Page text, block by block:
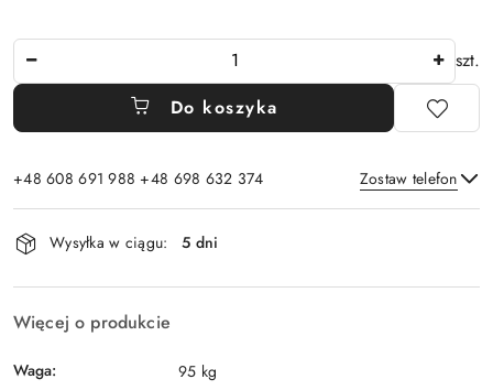
szt.
Do koszyka
+48 608 691 988 +48 698 632 374 Zostaw telefon
Dostępność
i
dostawa
Wysyłka w ciągu: 5 dni
Więcej o produkcie
Waga: 95 kg